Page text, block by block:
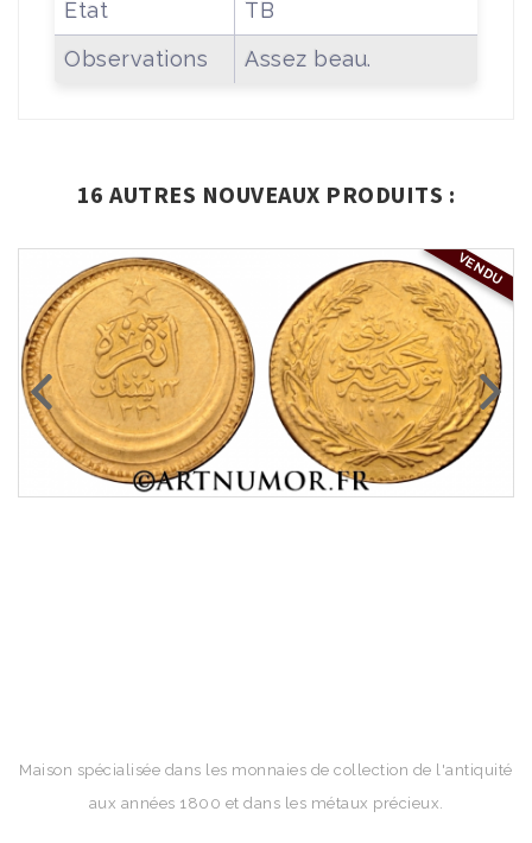
Etat
TB
Observations
Assez beau.
16 AUTRES NOUVEAUX PRODUITS :
VENDU
Maison spécialisée dans les monnaies de collection de l'antiquité
aux années 1800 et dans les métaux précieux.